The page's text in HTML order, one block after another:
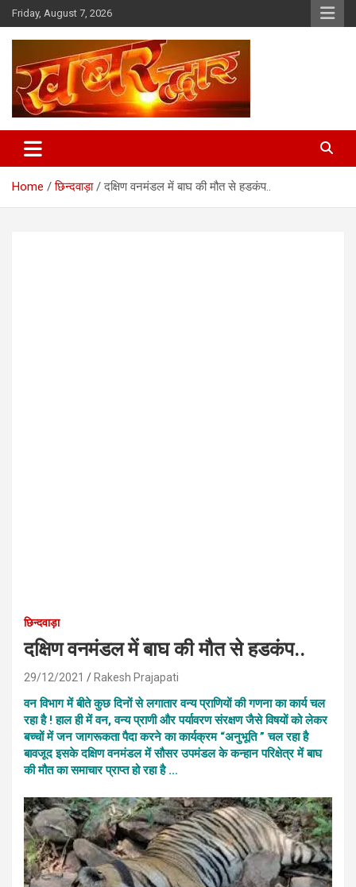
Skip
to
content
Friday, August 7, 2026
Khabar Dwar
Home छिन्दवाड़ा दक्षिण वनमंडल में बाघ की मौत से हडकंप..
छिन्दवाड़ा
दक्षिण वनमंडल में बाघ की मौत से हडकंप..
29/12/2021 Rakesh Prajapati
वन विभाग में बीते कुछ दिनों से लगातार वन्य प्राणियों की गणना का कार्य चल
रहा है ! हाल ही में वन, वन्य प्राणी और पर्यावरण संरक्षण जैसे विषयों को लेकर
बच्चों में जन जागरूकता पैदा करने का कार्यक्रम “अनुभूति ” चल रहा है
बावजूद इसके दक्षिण वनमंडल में सौसर उपमंडल के कन्हान परिक्षेत्र में बाघ
की मौत का समाचार प्राप्त हो रहा है …